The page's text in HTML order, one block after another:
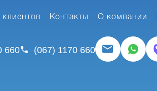
Контакты О компании
660 (067) 1170 660